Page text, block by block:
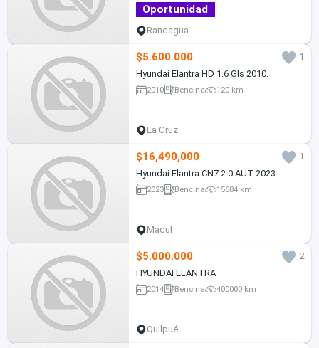
Oportunidad
Rancagua
$5.600.000
1
Hyundai Elantra HD 1.6 Gls 2010.
2010 Bencina 120 km
La Cruz
$16,490,000
1
Hyundai Elantra CN7 2.0 AUT 2023
2023 Bencina 15684 km
Macul
$5.000.000
2
HYUNDAI ELANTRA
2014 Bencina 400000 km
Quilpué